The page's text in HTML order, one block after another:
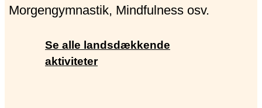
Morgengymnastik, Mindfulness osv.
Se alle landsdækkende
aktiviteter